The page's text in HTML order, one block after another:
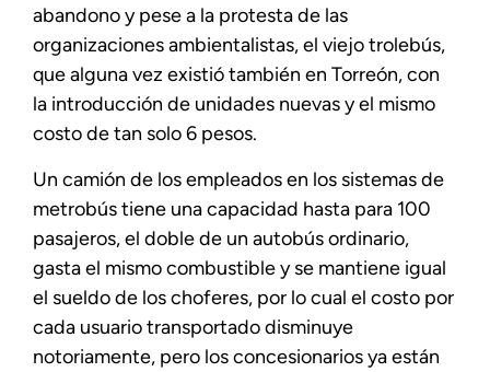
abandono y pese a la protesta de las
organizaciones ambientalistas, el viejo trolebús,
que alguna vez existió también en Torreón, con
la introducción de unidades nuevas y el mismo
costo de tan solo 6 pesos.
Un camión de los empleados en los sistemas de
metrobús tiene una capacidad hasta para 100
pasajeros, el doble de un autobús ordinario,
gasta el mismo combustible y se mantiene igual
el sueldo de los choferes, por lo cual el costo por
cada usuario transportado disminuye
notoriamente, pero los concesionarios ya están